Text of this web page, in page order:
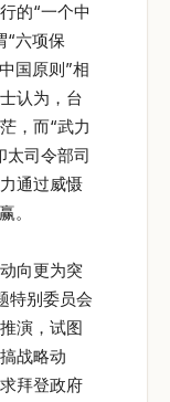
的“一个中
“六项保
国原则”相
认为，台
，而“武力
太司令部司
通过威慑
。
向更为突
特别委员会
演，试图
战略动
拜登政府